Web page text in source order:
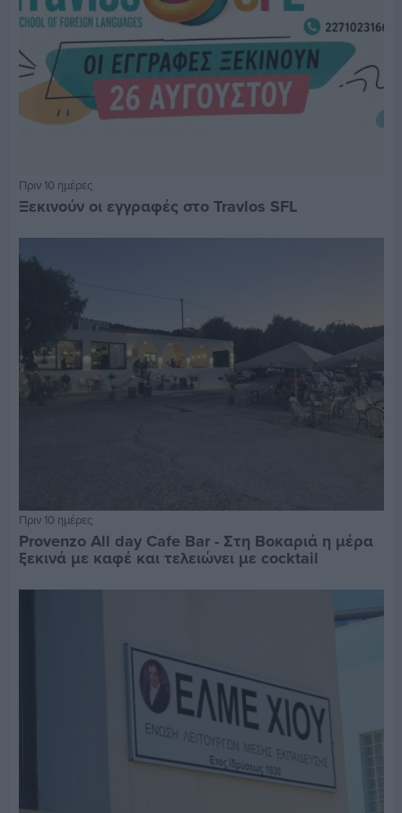
Πριν 10 ημέρες
Ξεκινούν οι εγγραφές στο Travlos SFL
Πριν 10 ημέρες
Provenzo All day Cafe Bar - Στη Βοκαριά η μέρα
ξεκινά με καφέ και τελειώνει με cocktail